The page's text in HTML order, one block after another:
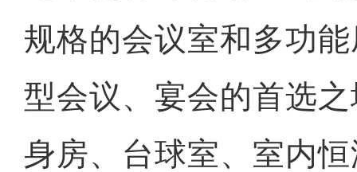
规格的会议室和多功
型会议、宴会的首选
身房、台球室、室内